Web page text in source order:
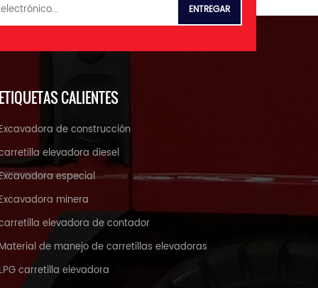
CALIENTES
de construcción
elevadora diesel
especial
minera
elevadora de contador
de manejo de carretillas elevadoras
carretilla elevadora